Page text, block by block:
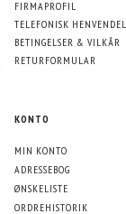
FIRMAPROFIL
TELEFONISK
BETINGELSER & VILKÅR
RETURFORMULAR
KONTO
MIN KONTO
ADRESSEBOG
ØNSKELISTE
ORDREHISTORIK